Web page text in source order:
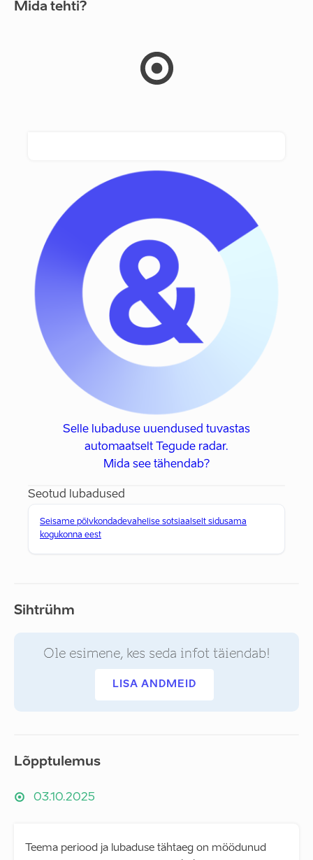
Mida tehti?
Selle lubaduse uuendused tuvastas
automaatselt Tegude radar.
Mida see tähendab?
Seotud lubadused
Seisame põlvkondadevahelise sotsiaalselt sidusama
kogukonna eest
Sihtrühm
Ole esimene, kes seda infot täiendab!
LISA ANDMEID
Lõpptulemus
03.10.2025
Teema periood ja lubaduse tähtaeg on möödunud